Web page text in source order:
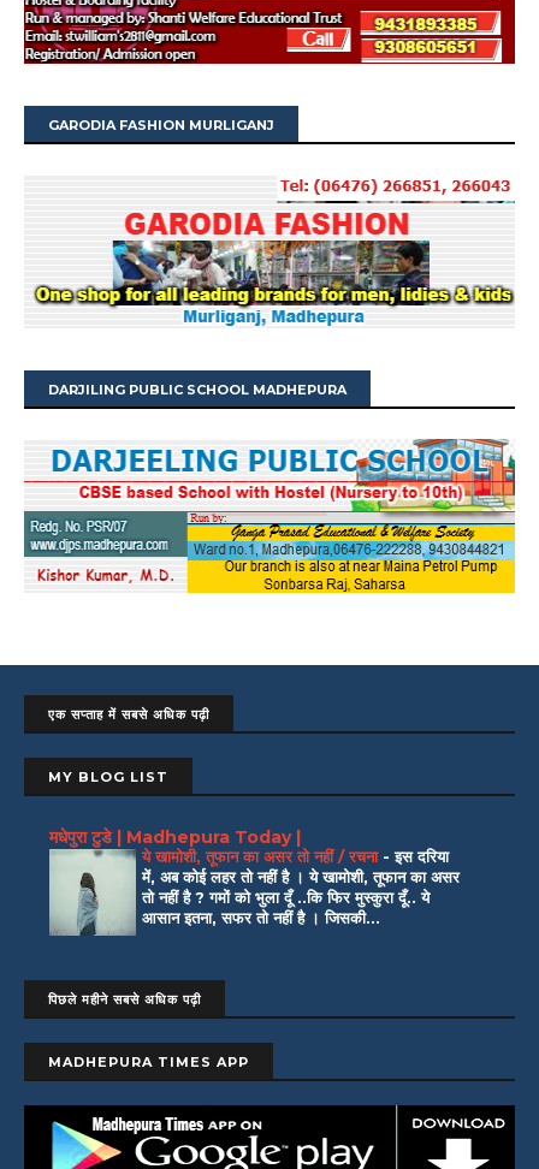
GARODIA FASHION MURLIGANJ
DARJILING PUBLIC SCHOOL MADHEPURA
एक सप्ताह में सबसे अधिक पढ़ी
MY BLOG LIST
मधेपुरा टुडे | Madhepura Today |
ये खामोशी, तूफान का असर तो नहीं / रचना -इस दरिया
में, अब कोई लहर तो नहीं है । ये खामोशी, तूफान का असर
तो नहीं है ? गमों को भुला दूँ ..कि फिर मुस्कुरा दूँ.. ये
आसान इतना, सफर तो नहीं है । जिसकी...
पिछले महीने सबसे अधिक पढ़ी
MADHEPURA TIMES APP